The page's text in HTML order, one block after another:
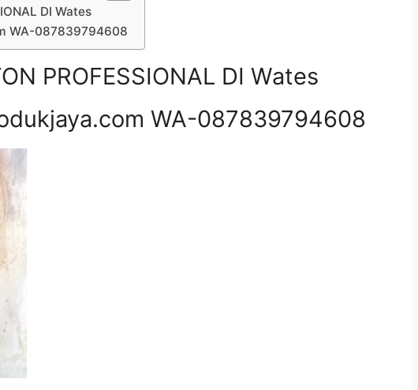
DI Wates
WA-087839794608
PROFESSIONAL DI Wates
WA-087839794608